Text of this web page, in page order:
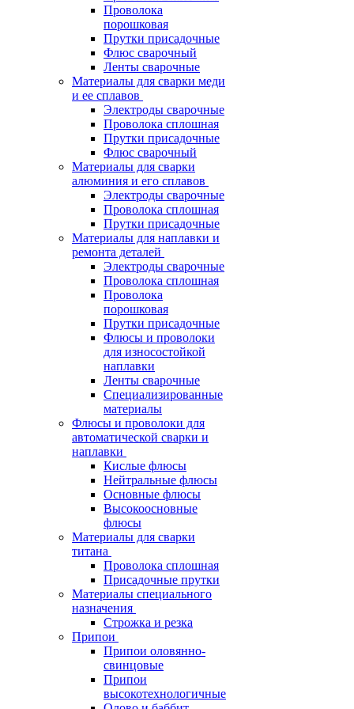
Проволока
порошковая
Прутки присадочные
Флюс сварочный
Ленты сварочные
Материалы для сварки меди
и ее сплавов
Электроды сварочные
Проволока сплошная
Прутки присадочные
Флюс сварочный
Материалы для сварки
алюминия и его сплавов
Электроды сварочные
Проволока сплошная
Прутки присадочные
Материалы для наплавки и
ремонта деталей
Электроды сварочные
Проволока сплошная
Проволока
порошковая
Прутки присадочные
Флюсы и проволоки
для износостойкой
наплавки
Ленты сварочные
Специализированные
материалы
Флюсы и проволоки для
автоматической сварки и
наплавки
Кислые флюсы
Нейтральные флюсы
Основные флюсы
Высокоосновные
флюсы
Материалы для сварки
титана
Проволока сплошная
Присадочные прутки
Материалы специального
назначения
Строжка и резка
Припои
Припои оловянно-
свинцовые
Припои
высокотехнологичные